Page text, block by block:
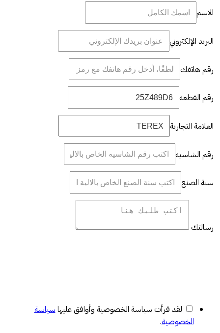
الاسم
البريد الإلكتروني
رقم هاتفك
رقم القطعة
العلامة التجارية
رقم الشاسيه
سنة الصنع
رسالتك
لقد قرأت سياسة الخصوصية وأوافق عليها سياسة
الخصوصية.